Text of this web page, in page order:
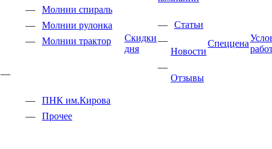
Молнии спираль
Молнии рулонка
Молнии трактор
ПНК им.Кирова
Прочее
Скидки
дня
Статьи
Новости
Отзывы
Спеццена